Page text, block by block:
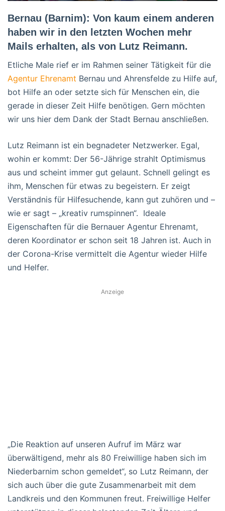
Bernau (Barnim): Von kaum einem anderen
haben wir in den letzten Wochen mehr
Mails erhalten, als von Lutz Reimann.
Etliche Male rief er im Rahmen seiner Tätigkeit für die
Agentur Ehrenamt Bernau und Ahrensfelde zu Hilfe auf,
bot Hilfe an oder setzte sich für Menschen ein, die
gerade in dieser Zeit Hilfe benötigen. Gern möchten
wir uns hier dem Dank der Stadt Bernau anschließen.
Lutz Reimann ist ein begnadeter Netzwerker. Egal,
wohin er kommt: Der 56-Jährige strahlt Optimismus
aus und scheint immer gut gelaunt. Schnell gelingt es
ihm, Menschen für etwas zu begeistern. Er zeigt
Verständnis für Hilfesuchende, kann gut zuhören und –
wie er sagt – „kreativ rumspinnen“. Ideale
Eigenschaften für die Bernauer Agentur Ehrenamt,
deren Koordinator er schon seit 18 Jahren ist. Auch in
der Corona-Krise vermittelt die Agentur wieder Hilfe
und Helfer.
Anzeige
„Die Reaktion auf unseren Aufruf im März war
überwältigend, mehr als 80 Freiwillige haben sich im
Niederbarnim schon gemeldet“, so Lutz Reimann, der
sich auch über die gute Zusammenarbeit mit dem
Landkreis und den Kommunen freut. Freiwillige Helfer